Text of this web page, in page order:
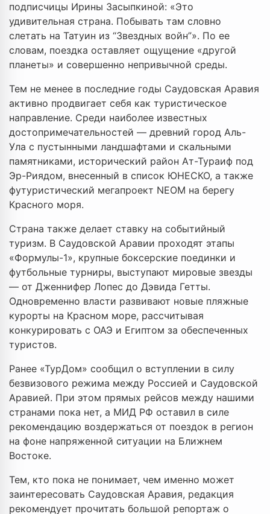
подписчицы Ирины Засыпкиной: «Это
удивительная страна. Побывать там словно
слетать на Татуин из “Звездных войн”». По ее
словам, поездка оставляет ощущение «другой
планеты» и совершенно непривычной среды.
Тем не менее в последние годы Саудовская Аравия
активно продвигает себя как туристическое
направление. Среди наиболее известных
достопримечательностей — древний город Аль-
Ула с пустынными ландшафтами и скальными
памятниками, исторический район Ат-Тураиф под
Эр-Риядом, внесенный в список ЮНЕСКО, а также
футуристический мегапроект NEOM на берегу
Красного моря.
Страна также делает ставку на событийный
туризм. В Саудовской Аравии проходят этапы
«Формулы-1», крупные боксерские поединки и
футбольные турниры, выступают мировые звезды
— от Дженнифер Лопес до Дэвида Гетты.
Одновременно власти развивают новые пляжные
курорты на Красном море, рассчитывая
конкурировать с ОАЭ и Египтом за обеспеченных
туристов.
Ранее «ТурДом» сообщил о вступлении в силу
безвизового режима между Россией и Саудовской
Аравией. При этом прямых рейсов между нашими
странами пока нет, а МИД РФ оставил в силе
рекомендацию воздержаться от поездок в регион
на фоне напряженной ситуации на Ближнем
Востоке.
Тем, кто пока не понимает, чем именно может
заинтересовать Саудовская Аравия, редакция
рекомендует прочитать большой репортаж о